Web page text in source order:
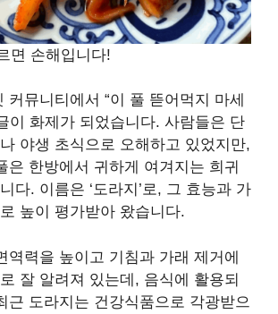
면 손해입니다!
커뮤니티에서 “이 풀 뜯어먹지 마세
이 화제가 되었습니다. 사람들은 단
야생 초식으로 오해하고 있었지만,
은 한방에서 귀하게 여겨지는 희귀
다. 이름은 ‘도라지’로, 그 효능과 가
높이 평가받아 왔습니다.
역력을 높이고 기침과 가래 제거에
잘 알려져 있는데, 음식에 활용되
근 도라지는 건강식품으로 각광받으